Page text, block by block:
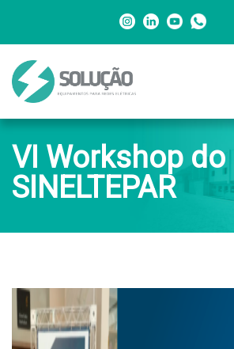
VI Workshop do
SINELTEPAR